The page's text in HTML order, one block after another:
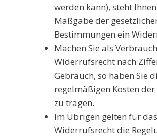
werden kann), steht
Maßgabe der
Bestimmungen ein
Machen Sie als
Widerrufsrecht nach
Gebrauch, so haben Sie
regelmäßigen Kosten
zu tragen.
Im Übrigen gelten für das
Widerrufsrecht die